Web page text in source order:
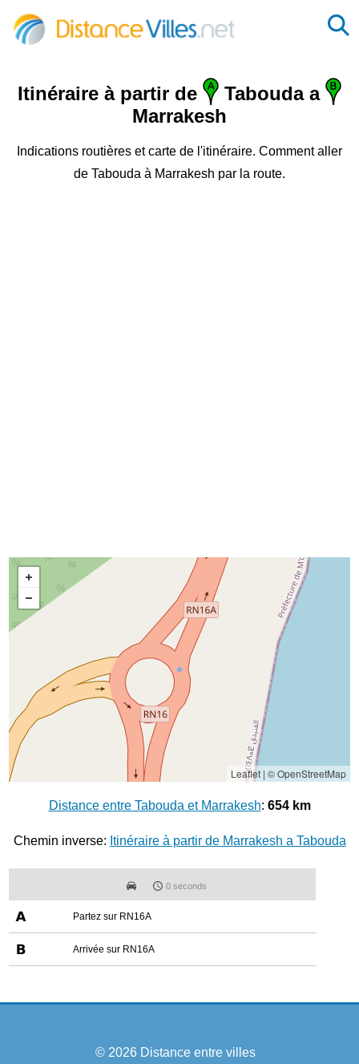
Itinéraire à partir de
Tabouda a
Marrakesh
Indications routières et carte de l'itinéraire. Comment aller
de Tabouda à Marrakesh par la route.
Leaflet| © OpenStreetMap
Distance entre Tabouda et Marrakesh: 654 km
Chemin inverse: Itinéraire à partir de Marrakesh a Tabouda
0 seconds
Partez sur RN16A
Arrivée sur RN16A
© 2026 Distance entre villes